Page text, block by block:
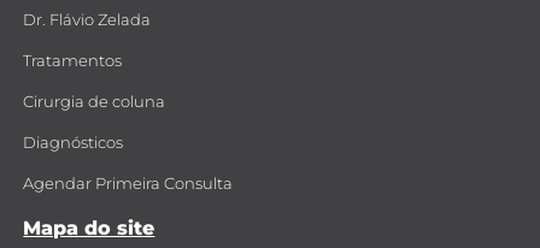
Dr. Flávio Zelada
Tratamentos
Cirurgia de coluna
Diagnósticos
Agendar Primeira Consulta
Mapa do site